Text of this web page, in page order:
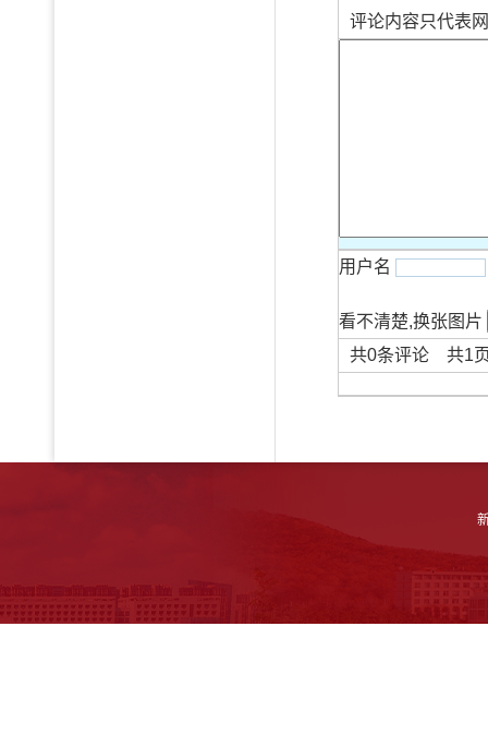
评论内容只代表
用户名
看不清楚,换张图片
共0条评论 共1